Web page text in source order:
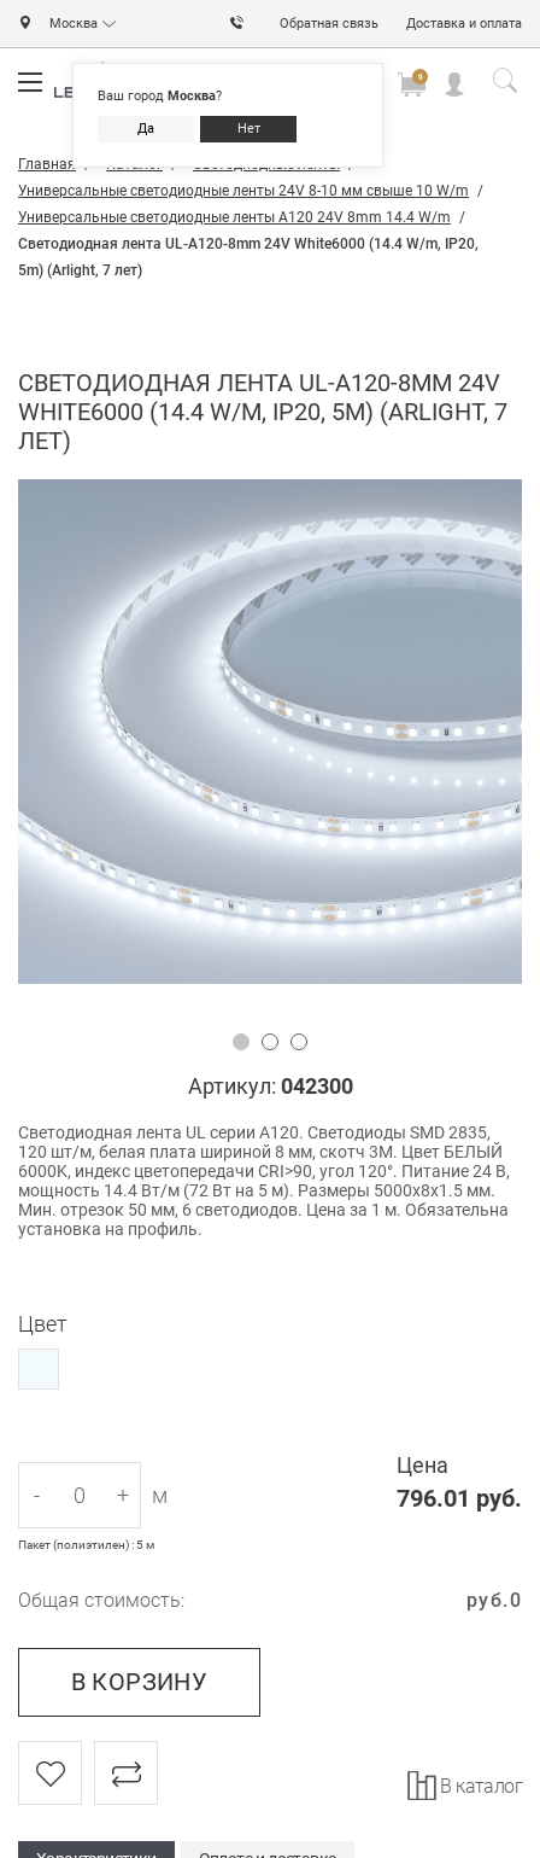
Москва
Ваш город Москва?
Да Нет
Обратная связь Доставка и оплата
0
Главная Каталог
Светодиодные ленты
Универсальные светодиодные ленты 24V 8-10 мм свыше 10 W/m
Универсальные светодиодные ленты A120 24V 8mm 14.4 W/m
Светодиодная лента UL-A120-8mm 24V White6000 (14.4 W/m, IP20,
5m) (Arlight, 7 лет)
СВЕТОДИОДНАЯ ЛЕНТА UL-A120-8MM 24V
WHITE6000 (14.4 W/M, IP20, 5M) (ARLIGHT, 7
ЛЕТ)
Артикул: 042300
Светодиодная лента UL серии A120. Светодиоды SMD 2835,
120 шт/м, белая плата шириной 8 мм, скотч 3M. Цвет БЕЛЫЙ
6000K, индекс цветопередачи CRI>90, угол 120°. Питание 24 В,
мощность 14.4 Вт/м (72 Вт на 5 м). Размеры 5000x8x1.5 мм.
Мин. отрезок 50 мм, 6 светодиодов. Цена за 1 м. Обязательна
установка на профиль.
Цвет
Цена
796.01 руб.
- + м
Пакет (полиэтилен) : 5 м
Общая стоимость: 0
руб.
В КОРЗИНУ
В каталог